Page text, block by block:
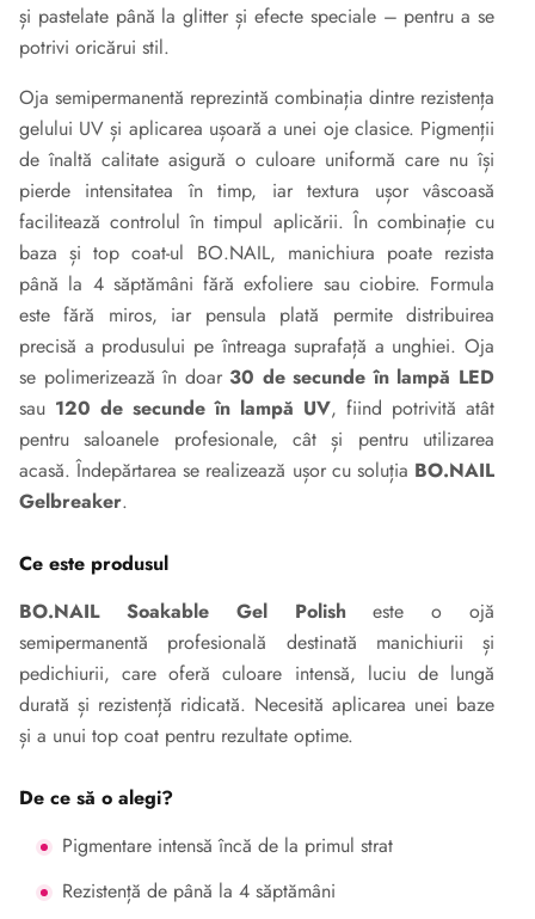
și pastelate până la glitter și efecte speciale – pentru a se
potrivi oricărui stil.
Oja semipermanentă reprezintă combinația dintre rezistența
gelului UV și aplicarea ușoară a unei oje clasice. Pigmenții
de înaltă calitate asigură o culoare uniformă care nu își
pierde intensitatea în timp, iar textura ușor vâscoasă
facilitează controlul în timpul aplicării. În combinație cu
baza și top coat-ul BO.NAIL, manichiura poate rezista
până la 4 săptămâni fără exfoliere sau ciobire. Formula
este fără miros, iar pensula plată permite distribuirea
precisă a produsului pe întreaga suprafață a unghiei. Oja
se polimerizează în doar 30 de secunde în lampă LED
sau 120 de secunde în lampă UV, fiind potrivită atât
pentru saloanele profesionale, cât și pentru utilizarea
acasă. Îndepărtarea se realizează ușor cu soluția BO.NAIL
Gelbreaker.
Ce este produsul
BO.NAIL Soakable Gel Polish este o ojă
semipermanentă profesională destinată manichiurii și
pedichiurii, care oferă culoare intensă, luciu de lungă
durată și rezistență ridicată. Necesită aplicarea unei baze
și a unui top coat pentru rezultate optime.
De ce să o alegi?
Pigmentare intensă încă de la primul strat
Rezistență de până la 4 săptămâni